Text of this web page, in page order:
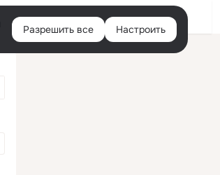
Войти
Разрешить все Настроить